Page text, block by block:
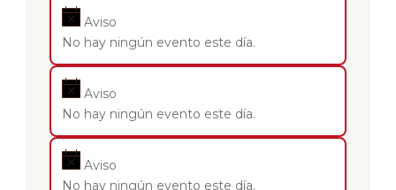
Aviso
No hay ningún evento este día.
Aviso
No hay ningún evento este día.
Aviso
No hay ningún evento este día.